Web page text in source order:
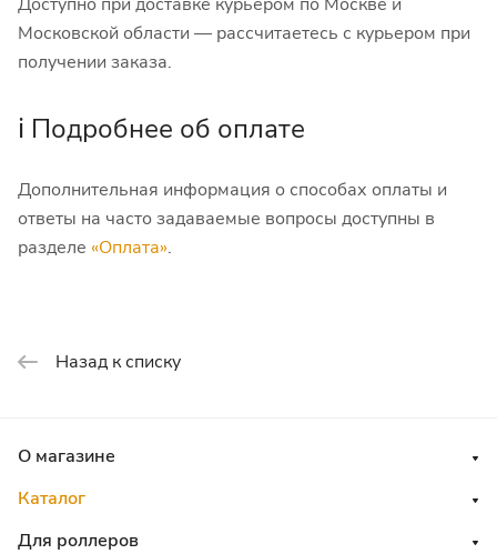
Доступно при доставке курьером по Москве и
Московской области — рассчитаетесь с курьером при
получении заказа.
ℹ️ Подробнее об оплате
Дополнительная информация о способах оплаты и
ответы на часто задаваемые вопросы доступны в
разделе «Оплата».
Назад к списку
О магазине
Каталог
Для роллеров